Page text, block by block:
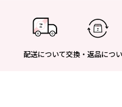
配送について交換・返品につ